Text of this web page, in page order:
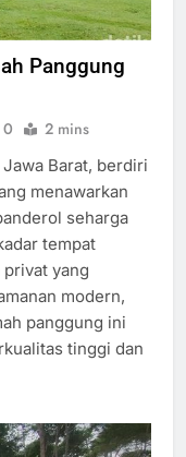
Panggung
0 2 mins
Barat, berdiri
menawarkan
seharga
tempat
yang
modern,
panggung ini
tinggi dan